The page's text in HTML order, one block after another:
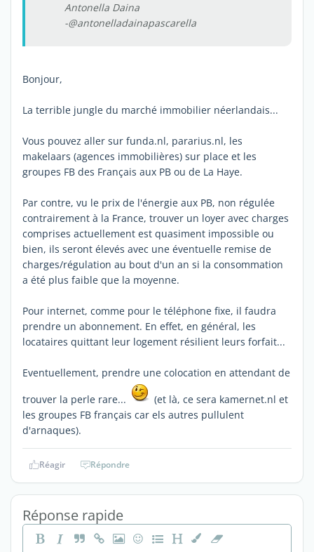
Antonella Daina
-@antonelladainapascarella
Bonjour,
La terrible jungle du marché immobilier néerlandais...
Vous pouvez aller sur funda.nl, pararius.nl, les
makelaars (agences immobilières) sur place et les
groupes FB des Français aux PB ou de La Haye.
Par contre, vu le prix de l'énergie aux PB, non régulée
contrairement à la France, trouver un loyer avec charges
comprises actuellement est quasiment impossible ou
bien, ils seront élevés avec une éventuelle remise de
charges/régulation au bout d'un an si la consommation
a été plus faible que la moyenne.
Pour internet, comme pour le téléphone fixe, il faudra
prendre un abonnement. En effet, en général, les
locataires quittant leur logement résilient leurs forfait...
Eventuellement, prendre une colocation en attendant de
trouver la perle rare...
(et là, ce sera kamernet.nl et
les groupes FB français car els autres pullulent
d'arnaques).
Réagir Répondre
Réponse rapide